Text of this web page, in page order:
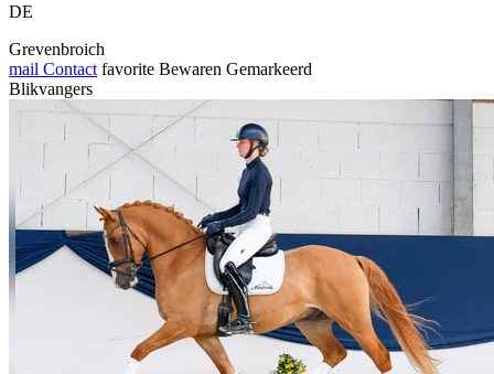
DE
Grevenbroich
mail Contact favorite Bewaren Gemarkeerd
Blikvangers